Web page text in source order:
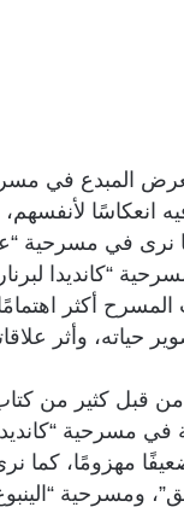
المبدع في
انعكاسًا
نرى في مسرحية
“كانديدا
أكثر
حياته، وأثر
قبل كثير من
مسرحية
مهزومًا، كما
ومسرحية